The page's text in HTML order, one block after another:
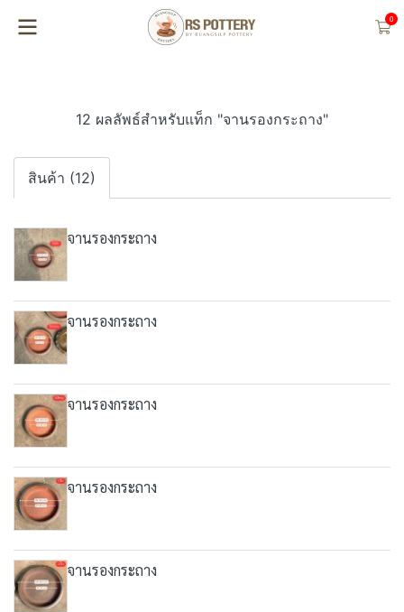
0
12 ผลลัพธ์สำหรับแท็ก "จานรองกระถาง"
สินค้า (12)
จานรองกระถาง
จานรองกระถาง
จานรองกระถาง
จานรองกระถาง
จานรองกระถาง